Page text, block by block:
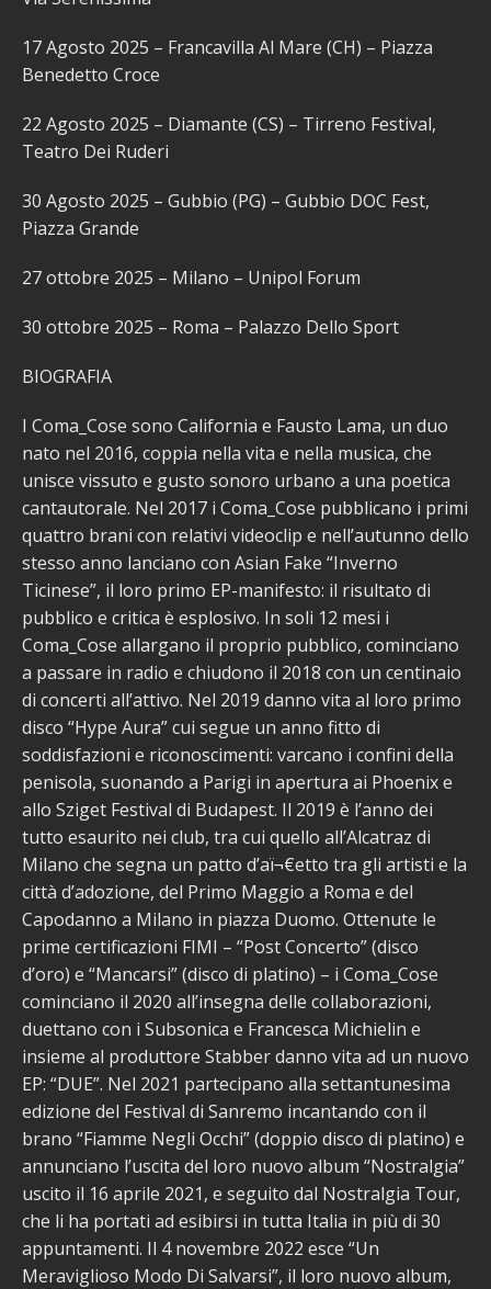
17 Agosto 2025 – Francavilla Al Mare (CH) – Piazza
Benedetto Croce
22 Agosto 2025 – Diamante (CS) – Tirreno Festival,
Teatro Dei Ruderi
30 Agosto 2025 – Gubbio (PG) – Gubbio DOC Fest,
Piazza Grande
27 ottobre 2025 – Milano – Unipol Forum
30 ottobre 2025 – Roma – Palazzo Dello Sport
BIOGRAFIA
I Coma_Cose sono California e Fausto Lama, un duo
nato nel 2016, coppia nella vita e nella musica, che
unisce vissuto e gusto sonoro urbano a una poetica
cantautorale. Nel 2017 i Coma_Cose pubblicano i primi
quattro brani con relativi videoclip e nell’autunno dello
stesso anno lanciano con Asian Fake “Inverno
Ticinese”, il loro primo EP-manifesto: il risultato di
pubblico e critica è esplosivo. In soli 12 mesi i
Coma_Cose allargano il proprio pubblico, cominciano
a passare in radio e chiudono il 2018 con un centinaio
di concerti all’attivo. Nel 2019 danno vita al loro primo
disco “Hype Aura” cui segue un anno fitto di
soddisfazioni e riconoscimenti: varcano i confini della
penisola, suonando a Parigi in apertura ai Phoenix e
allo Sziget Festival di Budapest. Il 2019 è l’anno dei
tutto esaurito nei club, tra cui quello all’Alcatraz di
Milano che segna un patto d’aï¬€etto tra gli artisti e la
città d’adozione, del Primo Maggio a Roma e del
Capodanno a Milano in piazza Duomo. Ottenute le
prime certificazioni FIMI – “Post Concerto” (disco
d’oro) e “Mancarsi” (disco di platino) – i Coma_Cose
cominciano il 2020 all’insegna delle collaborazioni,
duettano con i Subsonica e Francesca Michielin e
insieme al produttore Stabber danno vita ad un nuovo
EP: “DUE”. Nel 2021 partecipano alla settantunesima
edizione del Festival di Sanremo incantando con il
brano “Fiamme Negli Occhi” (doppio disco di platino) e
annunciano l’uscita del loro nuovo album “Nostralgia”
uscito il 16 aprile 2021, e seguito dal Nostralgia Tour,
che li ha portati ad esibirsi in tutta Italia in più di 30
appuntamenti. Il 4 novembre 2022 esce “Un
Meraviglioso Modo Di Salvarsi”, il loro nuovo album,